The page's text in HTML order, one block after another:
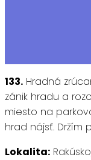
133. Hradná
zánik hradu a
miesto na
hrad nájsť. Držím
Lokalita: